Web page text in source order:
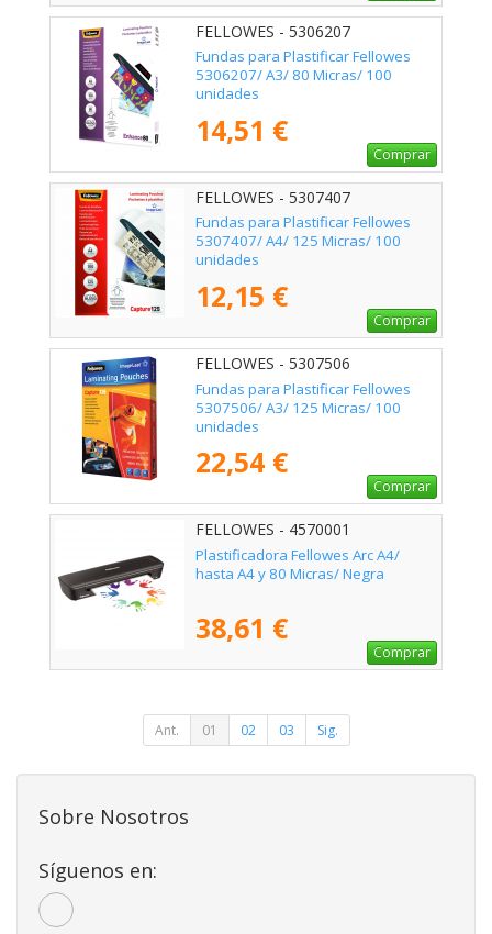
FELLOWES - 5306207
Fundas para Plastificar Fellowes
5306207/ A3/ 80 Micras/ 100
unidades
14,51 €
Comprar
FELLOWES - 5307407
Fundas para Plastificar Fellowes
5307407/ A4/ 125 Micras/ 100
unidades
12,15 €
Comprar
FELLOWES - 5307506
Fundas para Plastificar Fellowes
5307506/ A3/ 125 Micras/ 100
unidades
22,54 €
Comprar
FELLOWES - 4570001
Plastificadora Fellowes Arc A4/
hasta A4 y 80 Micras/ Negra
38,61 €
Comprar
Ant. 01 02 03 Sig.
Sobre Nosotros
Síguenos en: